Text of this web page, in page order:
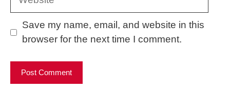
Save my name, email, and website in this
browser for the next time I comment.